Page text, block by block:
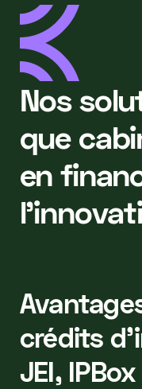
Nos
que
en
crédits
JEI, IPBox